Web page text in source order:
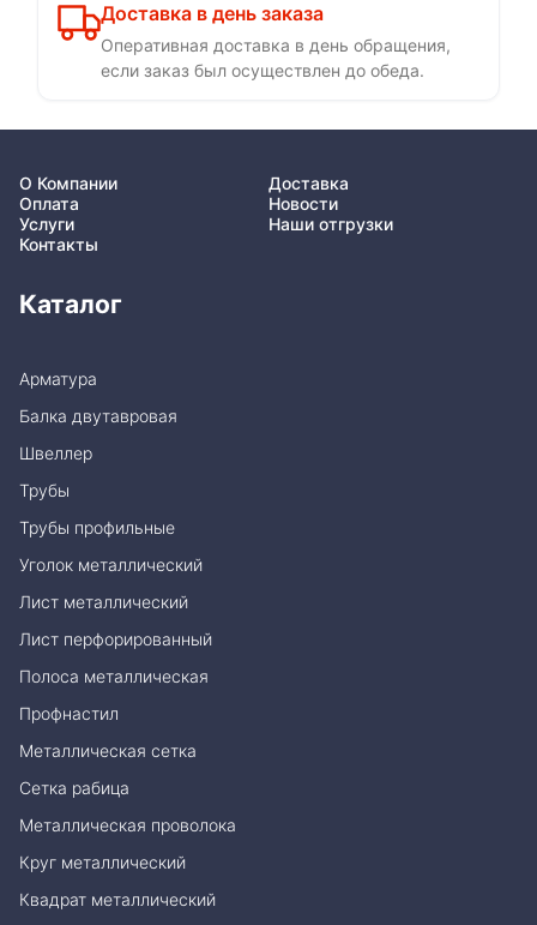
Доставка в день заказа
Оперативная доставка в день обращения,
если заказ был осуществлен до обеда.
О Компании
Доставка
Оплата
Новости
Услуги
Наши отгрузки
Контакты
Каталог
Арматура
Балка двутавровая
Швеллер
Трубы
Трубы профильные
Уголок металлический
Лист металлический
Лист перфорированный
Полоса металлическая
Профнастил
Металлическая сетка
Сетка рабица
Металлическая проволока
Круг металлический
Квадрат металлический